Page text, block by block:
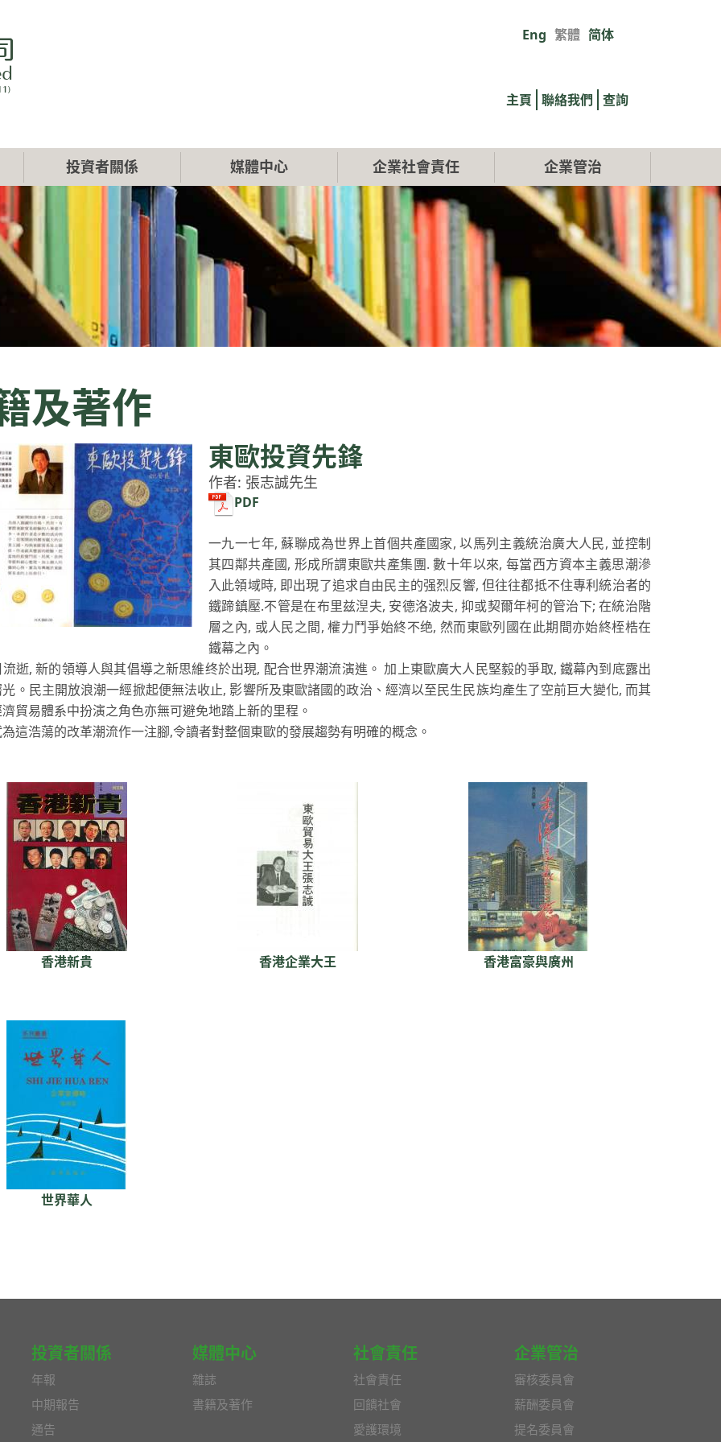
Eng 繁體 简体
links
主頁 聯絡我們 查詢
投資者關係 媒體中心 企業社會責任 企業管治
及著作
東歐投資先鋒
作者: 張志誠先生
PDF
一九一七年, 蘇聯成為世界上首個共產國家, 以馬列主義統治廣大人民, 並控制
其四鄰共產國, 形成所謂東歐共產集團. 數十年以來, 每當西方資本主義思潮滲
入此領域時, 即出現了追求自由民主的强烈反響, 但往往都抵不住專利統治者的
鐵蹄鎮壓.不管是在布里兹湼夫, 安德洛波夫, 抑或契爾年柯的管治下; 在統治階
層之內, 或人民之間, 權力鬥爭始終不绝, 然而東歐列國在此期間亦始終桎梏在
鐵幕之內。
逝, 新的領導人與其倡導之新思維终於出現, 配合世界潮流演進。 加上東歐廣大人民堅毅的爭取, 鐵幕內到底露出
。民主開放浪潮一經掀起便無法收止, 影響所及東歐諸國的政治、經濟以至民生民族均產生了空前巨大變化, 而其
貿易體系中扮演之角色亦無可避免地踏上新的里程。
這浩蕩的改革潮流作一注腳,令讀者對整個東歐的發展趨勢有明確的概念。
香港新貴 香港企業大王 香港富豪與廣州
世界華人
投資者關係
年報
中期報告
通告
媒體中心
雜誌
書籍及著作
社會責任
社會責任
回饋社會
愛護環境
企業管治
審核委員會
薪酬委員會
提名委員會